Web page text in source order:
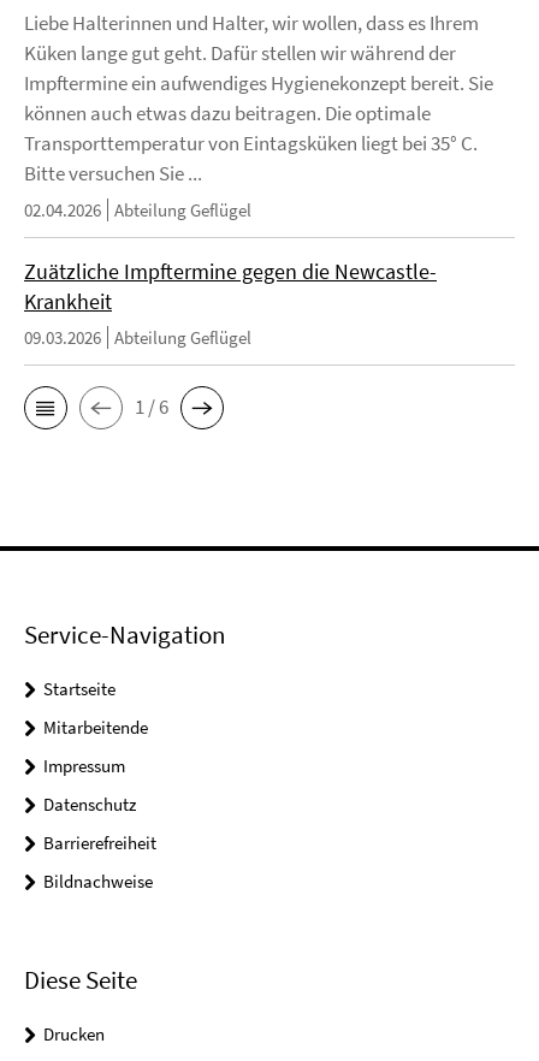
Liebe Halterinnen und Halter, wir wollen, dass es Ihrem
Küken lange gut geht. Dafür stellen wir während der
Impftermine ein aufwendiges Hygienekonzept bereit. Sie
können auch etwas dazu beitragen. Die optimale
Transporttemperatur von Eintagsküken liegt bei 35° C.
Bitte versuchen Sie ...
02.04.2026 Abteilung Geflügel
Zuätzliche Impftermine gegen die Newcastle-
Krankheit
09.03.2026 Abteilung Geflügel
1 / 6
Service-Navigation
Startseite
Mitarbeitende
Impressum
Datenschutz
Barrierefreiheit
Bildnachweise
Diese Seite
Drucken